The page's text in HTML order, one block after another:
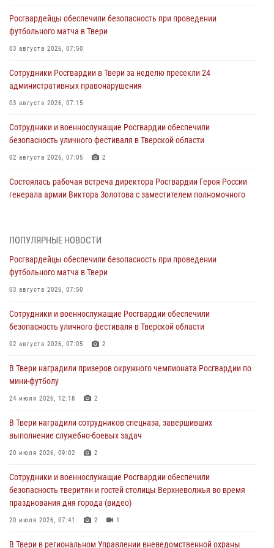
Росгвардейцы обеспечили безопасность при проведении
футбольного матча в Твери
03 августа 2026, 07:50
Сотрудники Росгвардии в Твери за неделю пресекли 24
административных правонарушения
03 августа 2026, 07:15
Сотрудники и военнослужащие Росгвардии обеспечили
безопасность уличного фестиваля в Тверской области
02 августа 2026, 07:05 2
Состоялась рабочая встреча директора Росгвардии Героя России
генерала армии Виктора Золотова с заместителем полномочного
31 июля 2026, 05:42 4
Росгвардейцы в Твери приняли участие в молебне, посвященном
Дню Крещения Руси
28 июля 2026, 11:30
Сотрудники вневедомственной охраны совершили 250 выездов и
пресекли 20 правонарушений за неделю в Тверской области
27 июля 2026, 08:29
В Твери наградили призеров окружного чемпионата Росгвардии по
мини-футболу
24 июля 2026, 12:18 2
Росгвардейцы оказали помощь водителю на дороге в городе Кашин
22 июля 2026, 08:35
ПОПУЛЯРНЫЕ НОВОСТИ
Росгвардейцы обеспечили безопасность при проведении
футбольного матча в Твери
03 августа 2026, 07:50
Сотрудники и военнослужащие Росгвардии обеспечили
безопасность уличного фестиваля в Тверской области
02 августа 2026, 07:05 2
В Твери наградили призеров окружного чемпионата Росгвардии по
мини-футболу
24 июля 2026, 12:18 2
В Твери наградили сотрудников спецназа, завершивших
выполнение служебно-боевых задач
20 июля 2026, 09:02 2
Сотрудники и военнослужащие Росгвардии обеспечили
безопасность тверитян и гостей столицы Верхневолжья во время
празднования дня города (видео)
20 июля 2026, 07:41 2 1
В Твери в региональном Управлении вневедомственной охраны